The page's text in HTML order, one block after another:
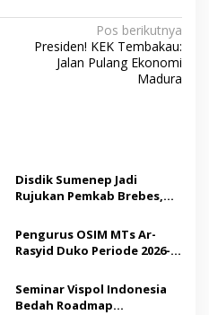
Pos berikutnya
Presiden! KEK Tembakau:
Jalan Pulang Ekonomi
Madura
Disdik Sumenep Jadi
Rujukan Pemkab Brebes,
Pendidikan Berbasis
Budaya
Pengurus OSIM MTs Ar-
Rasyid Duko Periode 2026-
Seminar Vispol Indonesia
Bedah Roadmap